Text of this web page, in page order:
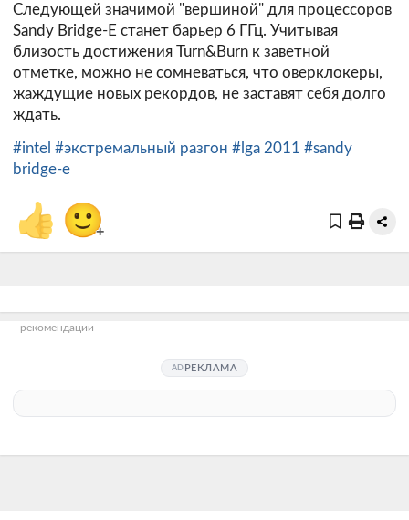
Следующей значимой "вершиной" для процессоров
Sandy Bridge-E станет барьер 6 ГГц. Учитывая
близость достижения Turn&Burn к заветной
отметке, можно не сомневаться, что оверклокеры,
жаждущие новых рекордов, не заставят себя долго
ждать.
#intel #экстремальный разгон #lga 2011 #sandy
bridge-e
👍 🙂
+
рекомендации
РЕКЛАМА